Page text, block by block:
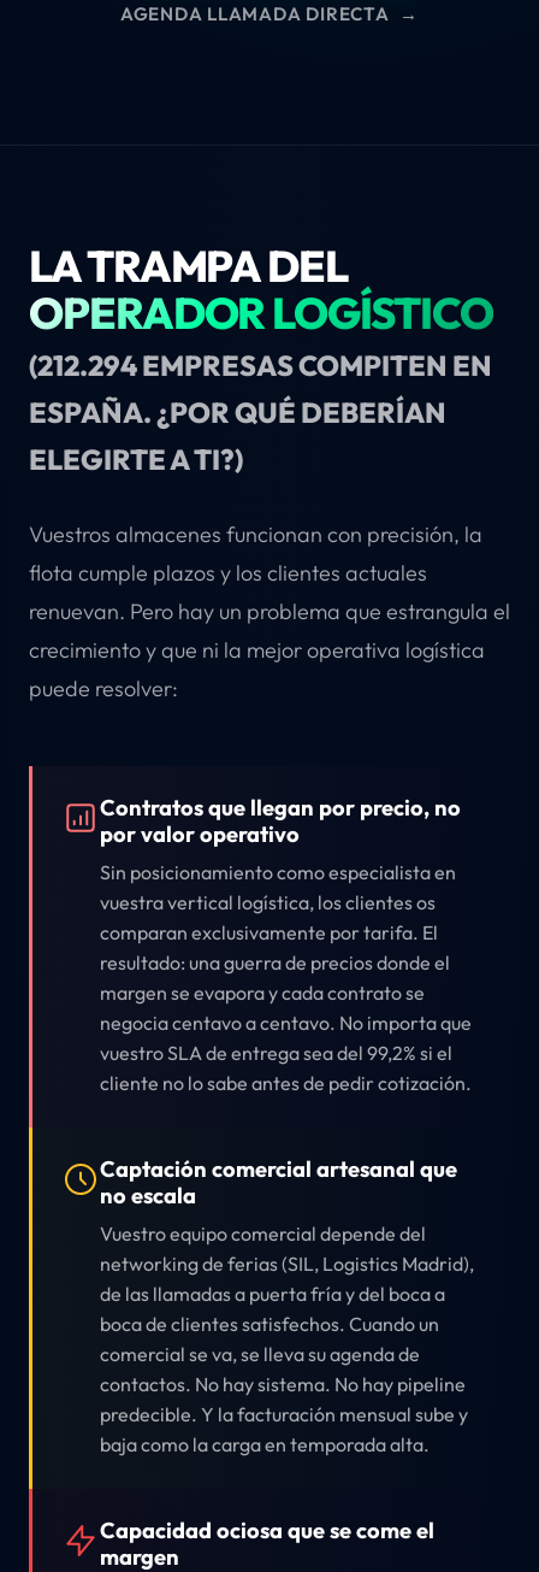
AGENDA LLAMADA DIRECTA
→
LA TRAMPA DEL
OPERADOR LOGÍSTICO
(212.294 EMPRESAS COMPITEN EN
ESPAÑA. ¿POR QUÉ DEBERÍAN
ELEGIRTE A TI?)
Vuestros almacenes funcionan con precisión, la
flota cumple plazos y los clientes actuales
renuevan. Pero hay un problema que estrangula el
crecimiento y que ni la mejor operativa logística
puede resolver:
Contratos que llegan por precio, no
por valor operativo
Sin posicionamiento como especialista en
vuestra vertical logística, los clientes os
comparan exclusivamente por tarifa. El
resultado: una guerra de precios donde el
margen se evapora y cada contrato se
negocia centavo a centavo. No importa que
vuestro SLA de entrega sea del 99,2% si el
cliente no lo sabe antes de pedir cotización.
Captación comercial artesanal que
no escala
Vuestro equipo comercial depende del
networking de ferias (SIL, Logistics Madrid),
de las llamadas a puerta fría y del boca a
boca de clientes satisfechos. Cuando un
comercial se va, se lleva su agenda de
contactos. No hay sistema. No hay pipeline
predecible. Y la facturación mensual sube y
baja como la carga en temporada alta.
Capacidad ociosa que se come el
margen